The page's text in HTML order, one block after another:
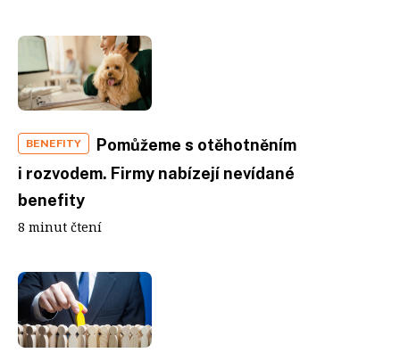
BENEFITY
Pomůžeme s otěhotněním
i rozvodem. Firmy nabízejí nevídané
benefity
8 minut čtení